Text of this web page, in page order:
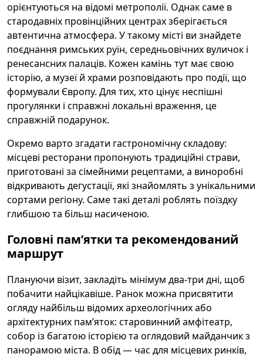
орієнтуються на відомі метрополії. Однак саме в
стародавніх провінційних центрах зберігається
автентична атмосфера. У такому місті ви знайдете
поєднання римських руїн, середньовічних вуличок і
ренесансних палаців. Кожен камінь тут має свою
історію, а музеї й храми розповідають про події, що
формували Європу. Для тих, хто цінує неспішні
прогулянки і справжні локальні враження, це
справжній подарунок.
Окремо варто згадати гастрономічну складову:
місцеві ресторани пропонують традиційні страви,
приготовані за сімейними рецептами, а виноробні
відкривають дегустації, які знайомлять з унікальними
сортами регіону. Саме такі деталі роблять поїздку
глибшою та більш насиченою.
Головні памʼятки та рекомендований
маршрут
Плануючи візит, закладіть мінімум два-три дні, щоб
побачити найцікавіше. Ранок можна присвятити
огляду найбільш відомих археологічних або
архітектурних памʼяток: старовинний амфітеатр,
собор із багатою історією та оглядовий майданчик з
панорамою міста. В обід — час для місцевих ринків,